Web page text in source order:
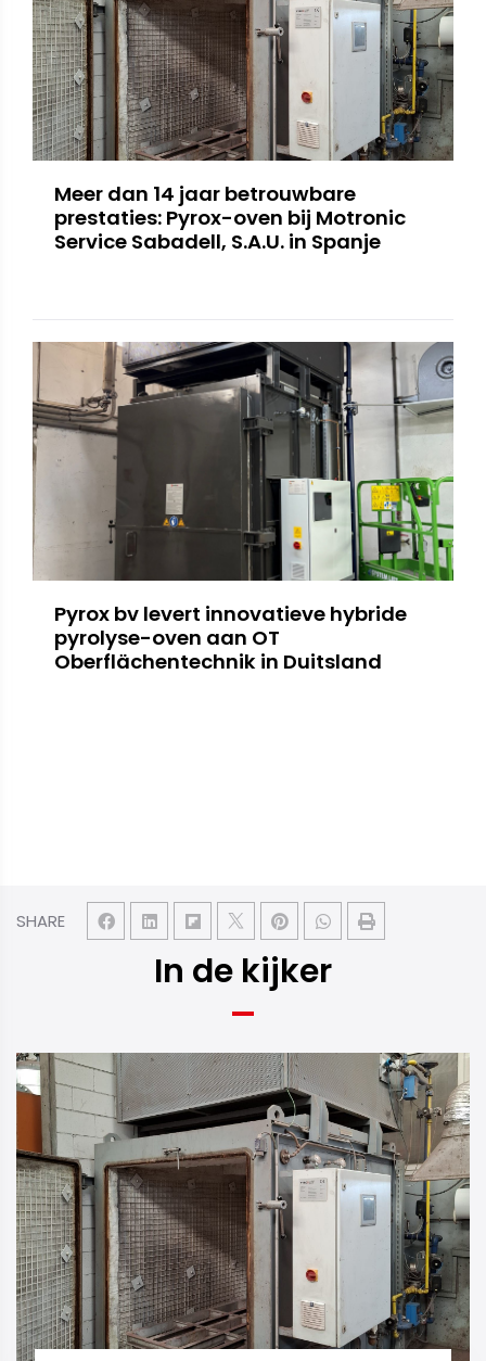
SHARE
Meer dan 14 jaar betrouwbare
prestaties: Pyrox-oven bij Motronic
Service Sabadell, S.A.U. in Spanje
Pyrox bv levert innovatieve hybride
pyrolyse-oven aan OT
Oberflächentechnik in Duitsland
In de kijker